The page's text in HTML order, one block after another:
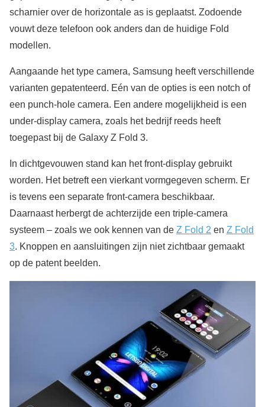
scharnier over de horizontale as is geplaatst. Zodoende
vouwt deze telefoon ook anders dan de huidige Fold
modellen.
Aangaande het type camera, Samsung heeft verschillende
varianten gepatenteerd. Eén van de opties is een notch of
een punch-hole camera. Een andere mogelijkheid is een
under-display camera, zoals het bedrijf reeds heeft
toegepast bij de Galaxy Z Fold 3.
In dichtgevouwen stand kan het front-display gebruikt
worden. Het betreft een vierkant vormgegeven scherm. Er
is tevens een separate front-camera beschikbaar.
Daarnaast herbergt de achterzijde een triple-camera
systeem – zoals we ook kennen van de Z Fold 2 en Z Fold
3. Knoppen en aansluitingen zijn niet zichtbaar gemaakt
op de patent beelden.